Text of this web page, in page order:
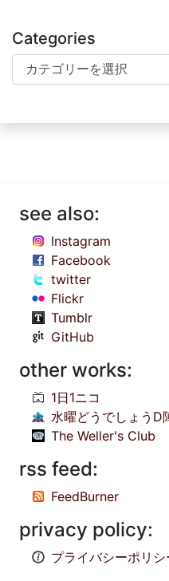
Categories
Categories
see also:
Instagram
Facebook
twitter
Flickr
Tumblr
GitHub
other works:
1日1ニコ
水曜どうでしょうD
The Weller's Club
rss feed:
FeedBurner
privacy policy:
プライバシーポリシ